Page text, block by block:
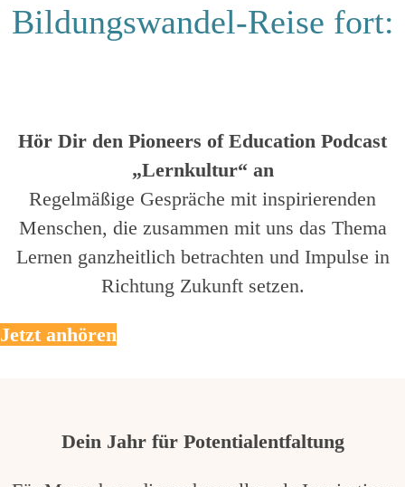
Bildungswandel-Reise fort:
Hör Dir den Pioneers of Education Podcast
„Lernkultur“ an
Regelmäßige Gespräche mit inspirierenden
Menschen, die zusammen mit uns das Thema
Lernen ganzheitlich betrachten und Impulse in
Richtung Zukunft setzen.
Jetzt anhören
Dein Jahr für Potentialentfaltung